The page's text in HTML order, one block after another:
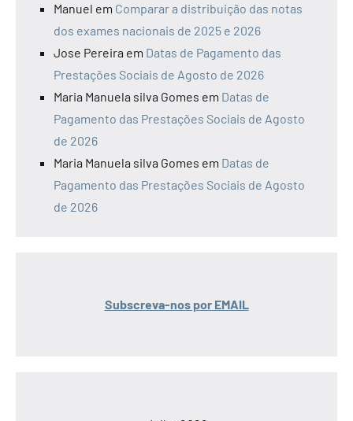
Manuel em Comparar a distribuição das notas
dos exames nacionais de 2025 e 2026
Jose Pereira em Datas de Pagamento das
Prestações Sociais de Agosto de 2026
Maria Manuela silva Gomes em Datas de
Pagamento das Prestações Sociais de Agosto
de 2026
Maria Manuela silva Gomes em Datas de
Pagamento das Prestações Sociais de Agosto
de 2026
Subscreva-nos por EMAIL